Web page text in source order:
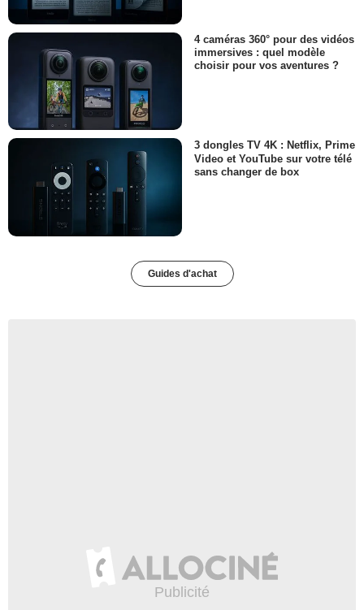
4 caméras 360° pour des vidéos
immersives : quel modèle
choisir pour vos aventures ?
3 dongles TV 4K : Netflix, Prime
Video et YouTube sur votre télé
sans changer de box
Guides d'achat